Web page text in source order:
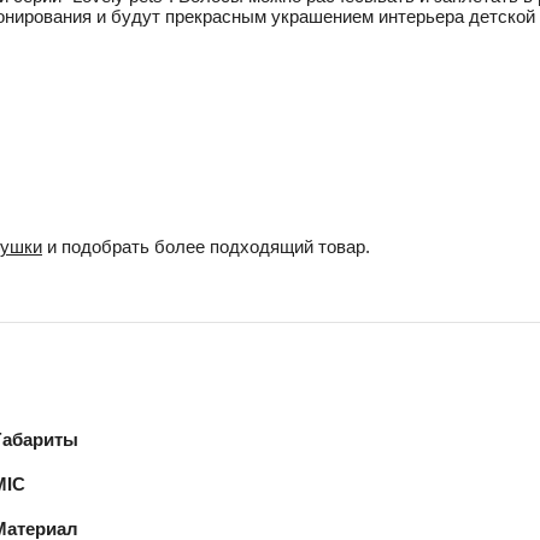
и будут прекрасным украшением интерьера
и подобрать более подходящий товар.